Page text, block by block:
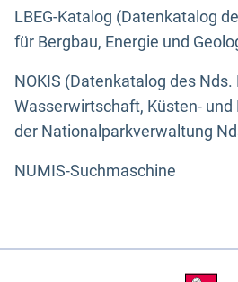
LBEG-Katalog (Datenkatalog
für Bergbau, Energie und
NOKIS (Datenkatalog des
Wasserwirtschaft, Küsten-
der Nationalparkverwaltung
NUMIS-Suchmaschine